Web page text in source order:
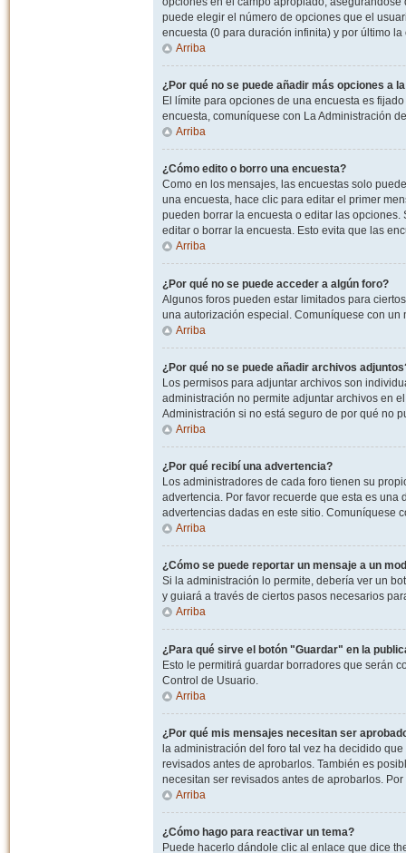
puede elegir el número de opciones que el
encuesta (0 para duración infinita) y por último
Arriba
¿Por qué no se puede añadir más opciones a
El límite para opciones de una encuesta es
encuesta, comuníquese con La Administración
Arriba
¿Cómo edito o borro una encuesta?
Como en los mensajes, las encuestas solo
una encuesta, hace clic para editar el primer
pueden borrar la encuesta o editar las
editar o borrar la encuesta. Esto evita que las
Arriba
¿Por qué no se puede acceder a algún foro?
Algunos foros pueden estar limitados para
una autorización especial. Comuníquese con
Arriba
¿Por qué no se puede añadir archivos
Los permisos para adjuntar archivos son
administración no permite adjuntar archivos en
Administración si no está seguro de por qué no
Arriba
¿Por qué recibí una advertencia?
Los administradores de cada foro tienen su
advertencia. Por favor recuerde que esta es
advertencias dadas en este sitio. Comuníquese
Arriba
¿Cómo se puede reportar un mensaje a un
Si la administración lo permite, debería ver un
y guiará a través de ciertos pasos necesarios
Arriba
¿Para qué sirve el botón "Guardar" en la
Esto le permitirá guardar borradores que serán
Control de Usuario.
Arriba
¿Por qué mis mensajes necesitan ser
la administración del foro tal vez ha decidido
revisados antes de aprobarlos. También es
necesitan ser revisados antes de aprobarlos.
Arriba
¿Cómo hago para reactivar un tema?
Puede hacerlo dándole clic al enlace que dice